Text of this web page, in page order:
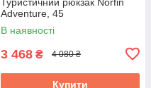
Adventure, 45
В наявності
3 468 ₴ 4 080 ₴
Купити